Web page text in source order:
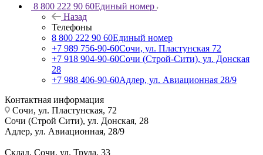
8 800 222 90 60Единый номер
Назад
Телефоны
8 800 222 90 60Единый номер
+7 989 756-90-60Сочи, ул. Пластунская 72
+7 918 904-90-60Сочи (Строй-Сити), ул. Донская
28
+7 988 406-90-60Адлер, ул. Авиационная 28/9
Контактная информация
Сочи, ул. Пластунская, 72
Сочи (Строй Сити), ул. Донская, 28
Адлер, ул. Авиационная, 28/9
Склад, Сочи, ул. Труда, 33